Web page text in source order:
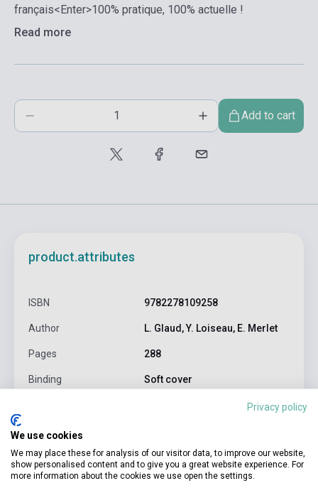
français<Enter>100% pratique, 100% actuelle !
Read more
Add to cart
product.attributes
ISBN 9782278109258
Author L. Glaud, Y. Loiseau, E. Merlet
Pages 288
Binding Soft cover
Date of publication
Format Book + Online Audio Material
Language French
Privacy policy
We use cookies
We may place these for analysis of our visitor data, to improve our website,
show personalised content and to give you a great website experience. For
more information about the cookies we use open the settings.